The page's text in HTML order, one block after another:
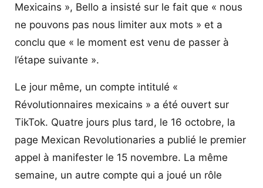
Mexicains », Bello a insisté sur le fait que « nous
ne pouvons pas nous limiter aux mots » et a
conclu que « le moment est venu de passer à
l’étape suivante ».
Le jour même, un compte intitulé «
Révolutionnaires mexicains » a été ouvert sur
TikTok. Quatre jours plus tard, le 16 octobre, la
page Mexican Revolutionaries a publié le premier
appel à manifester le 15 novembre. La même
semaine, un autre compte qui a joué un rôle